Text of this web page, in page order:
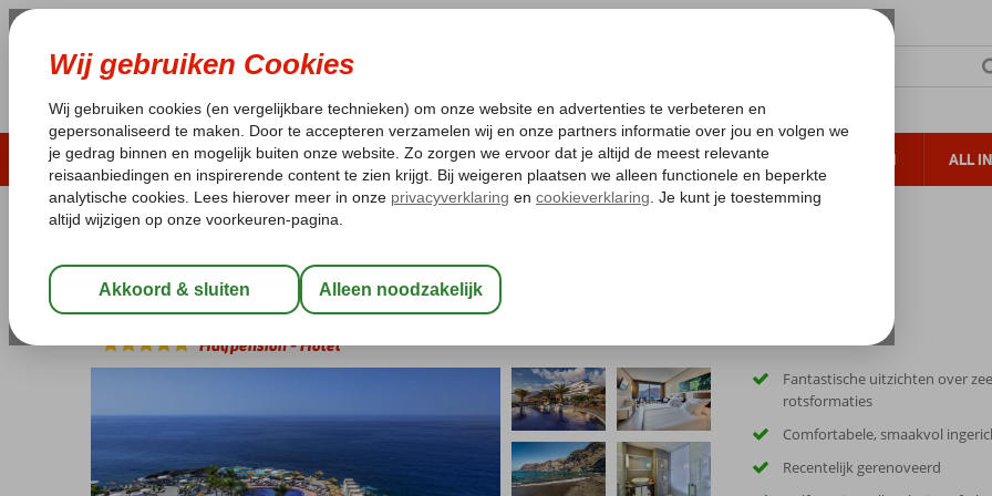
ZOMER 2026 LAST MINUTES WINTERZON ZONVAKANTIES VERRE REIZEN ALL
Laagsteprijsgarantie* Geen fueltoeslag Gratis annuleren*
Home
Spanje Canarische Eilanden Tenerife Puerto de Santiago Barcelo Santiago
Barcelo Santiago
Halfpension-Hotel
Fantastische uitzichten over
rotsformaties
Comfortabele, smaakvol
Recentelijk gerenoveerd